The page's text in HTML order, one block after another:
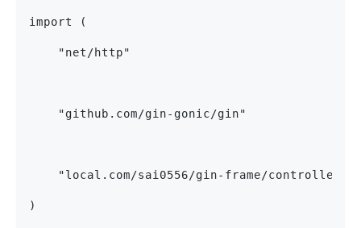
import (
    "net/http"
    "github.com/gin-gonic/gin"
    "local.com/sai0556/gin-frame/controller"
)